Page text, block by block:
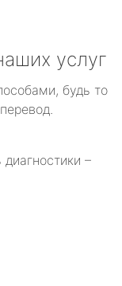
услуг
будь то
–